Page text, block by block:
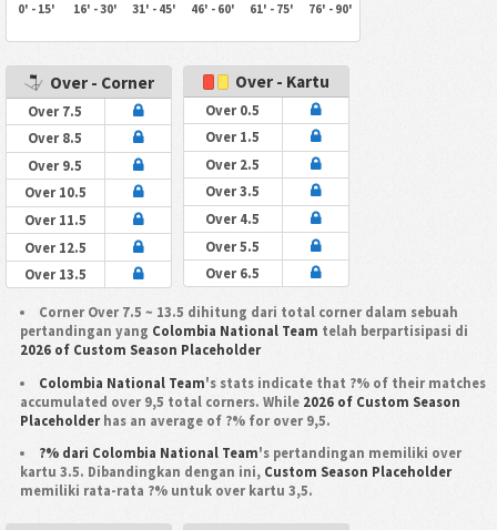
0' - 15' 16' - 30' 31' - 45' 46' - 60' 61' - 75' 76' - 90'
Over - Corner
Over 7.5
Over 8.5
Over 9.5
Over 10.5
Over 11.5
Over 12.5
Over 13.5
Over - Kartu
Over 0.5
Over 1.5
Over 2.5
Over 3.5
Over 4.5
Over 5.5
Over 6.5
Corner Over 7.5 ~ 13.5 dihitung dari total corner dalam sebuah
pertandingan yang Colombia National Team telah berpartisipasi di
2026 of Custom Season Placeholder
Colombia National Team's stats indicate that ?% of their matches
accumulated over 9,5 total corners. While 2026 of Custom Season
Placeholderhas an average of ?% for over 9,5.
?% dari Colombia National Team's pertandingan memiliki over
kartu 3.5. Dibandingkan dengan ini, Custom Season Placeholder
memiliki rata-rata ?% untuk over kartu 3,5.